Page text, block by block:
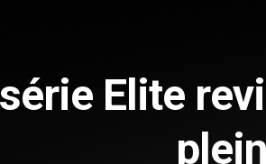
Elite